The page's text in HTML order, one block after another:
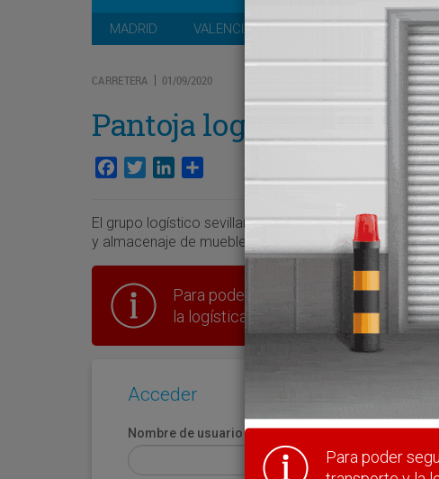
MADRID VALENCIA CATALUÑA
CARRETERA 01/09/2020
Pantoja logra nuevos
Facebook
TwitterLinkedIn
El grupo logístico sevillano alcanza alianzas con las
y almacenaje de muebles y enseres en diversos
Para poder seguir leyendo hay que
la logística en España.
Acceder
Nombre de usuario
Para poder